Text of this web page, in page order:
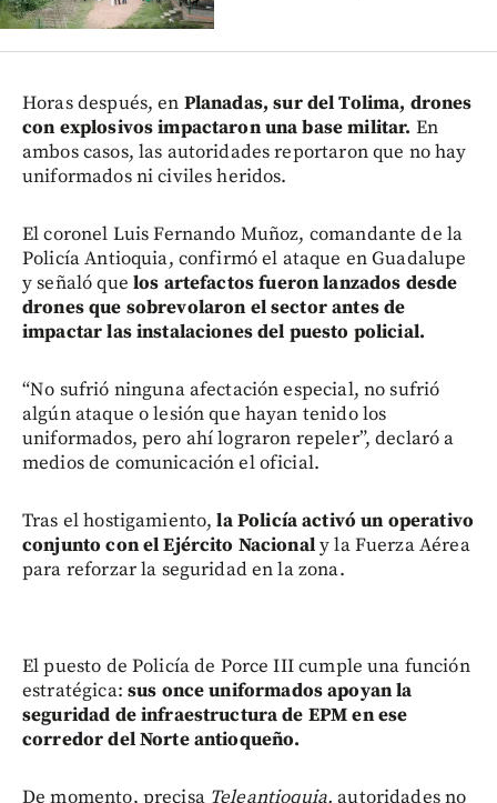
Horas después, en Planadas, sur del Tolima, drones
con explosivos impactaron una base militar. En
ambos casos, las autoridades reportaron que no hay
uniformados ni civiles heridos.
El coronel Luis Fernando Muñoz, comandante de la
Policía Antioquia, confirmó el ataque en Guadalupe
y señaló que los artefactos fueron lanzados desde
drones que sobrevolaron el sector antes de
impactar las instalaciones del puesto policial.
“No sufrió ninguna afectación especial, no sufrió
algún ataque o lesión que hayan tenido los
uniformados, pero ahí lograron repeler”, declaró a
medios de comunicación el oficial.
Tras el hostigamiento,la Policía activó un operativo
conjunto con el Ejército Nacionaly la Fuerza Aérea
para reforzar la seguridad en la zona.
El puesto de Policía de Porce III cumple una función
estratégica: sus once uniformados apoyan la
seguridad de infraestructura de EPM en ese
corredor del Norte antioqueño.
De momento, precisa Teleantioquia,autoridades no